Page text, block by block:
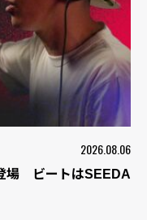
2026.08.06
場 ビートはSEEDA